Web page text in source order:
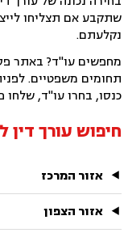
שתקבע אם תצליחו
נקלעתם.
מחפשים עו"ד? באתר
תחומים משפטיים.
כנסו, בחרו עו"ד, שלחו
חיפוש עורך דין
אזור המרכז
אזור הצפון